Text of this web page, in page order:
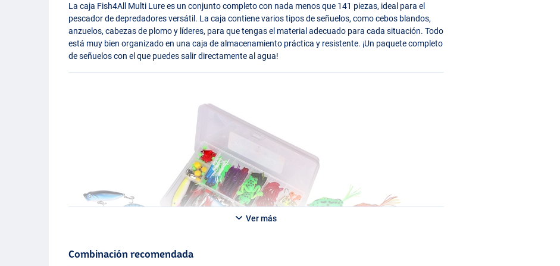
La caja Fish4All Multi Lure es un conjunto completo con nada menos que 141 piezas, ideal para el
pescador de depredadores versátil. La caja contiene varios tipos de señuelos, como cebos blandos,
anzuelos, cabezas de plomo y líderes, para que tengas el material adecuado para cada situación. Todo
está muy bien organizado en una caja de almacenamiento práctica y resistente. ¡Un paquete completo
de señuelos con el que puedes salir directamente al agua!
Ver más
Combinación recomendada